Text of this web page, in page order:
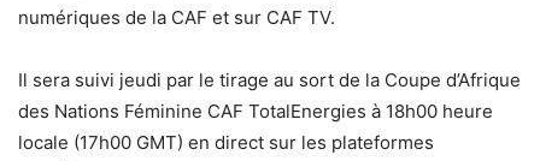
numériques de la CAF et sur CAF TV.
Il sera suivi jeudi par le tirage au sort de la Coupe d’Afrique
des Nations Féminine CAF TotalEnergies à 18h00 heure
locale (17h00 GMT) en direct sur les plateformes